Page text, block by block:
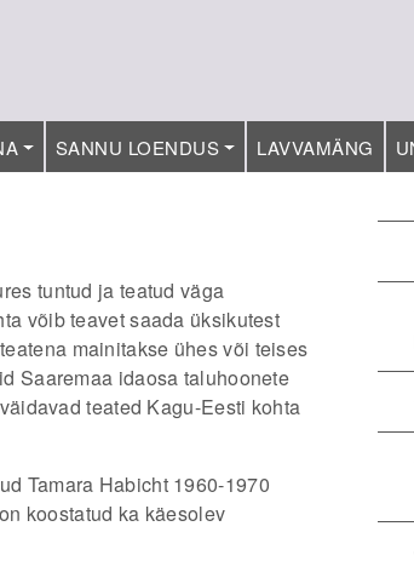
SANNU LOENDUS LAVVAMÄNG
tuntud ja teatud väga
võib teavet saada üksikutest
mainitakse ühes või teises
Saaremaa idaosa taluhoonete
teated Kagu-Eesti kohta
Tamara Habicht 1960-1970
koostatud ka käesolev